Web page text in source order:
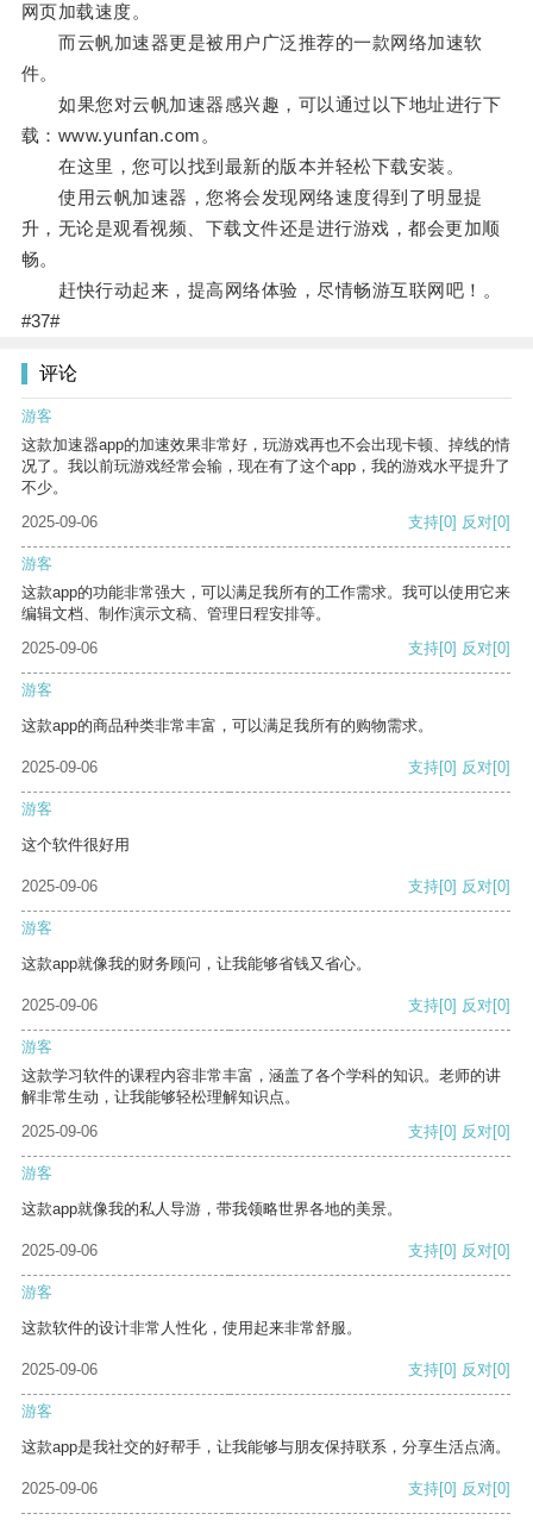
网页加载速度。
而云帆加速器更是被用户广泛推荐的一款网络加速软
件。
如果您对云帆加速器感兴趣，可以通过以下地址进行下
载：www.yunfan.com。
在这里，您可以找到最新的版本并轻松下载安装。
使用云帆加速器，您将会发现网络速度得到了明显提
升，无论是观看视频、下载文件还是进行游戏，都会更加顺
畅。
赶快行动起来，提高网络体验，尽情畅游互联网吧！。
#37#
评论
游客
这款加速器app的加速效果非常好，玩游戏再也不会出现卡顿、掉线的情
况了。我以前玩游戏经常会输，现在有了这个app，我的游戏水平提升了
不少。
2025-09-06
支持[0] 反对[0]
游客
这款app的功能非常强大，可以满足我所有的工作需求。我可以使用它来
编辑文档、制作演示文稿、管理日程安排等。
2025-09-06
支持[0] 反对[0]
游客
这款app的商品种类非常丰富，可以满足我所有的购物需求。
2025-09-06 支持[0] 反对[0]
游客
这个软件很好用
2025-09-06 支持[0] 反对[0]
游客
这款app就像我的财务顾问，让我能够省钱又省心。
2025-09-06 支持[0] 反对[0]
游客
这款学习软件的课程内容非常丰富，涵盖了各个学科的知识。老师的讲
解非常生动，让我能够轻松理解知识点。
2025-09-06
支持[0] 反对[0]
游客
这款app就像我的私人导游，带我领略世界各地的美景。
2025-09-06 支持[0] 反对[0]
游客
这款软件的设计非常人性化，使用起来非常舒服。
2025-09-06 支持[0] 反对[0]
游客
这款app是我社交的好帮手，让我能够与朋友保持联系，分享生活点滴。
2025-09-06 支持[0] 反对[0]